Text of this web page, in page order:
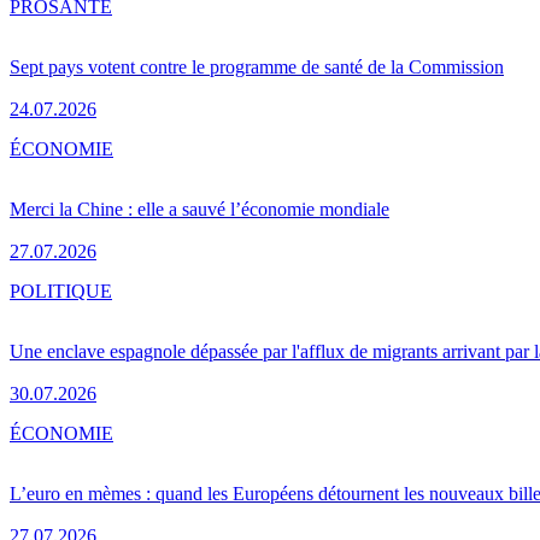
Sept pays votent contre le programme de santé de la Commission
24.07.2026
PROSANTÉ
Merci la Chine : elle a sauvé l’économie mondiale
27.07.2026
ÉCONOMIE
Une enclave espagnole dépassée par l'afflux de migrants arrivant par
30.07.2026
POLITIQUE
L’euro en mèmes : quand les Européens détournent les nouveaux
27.07.2026
ÉCONOMIE